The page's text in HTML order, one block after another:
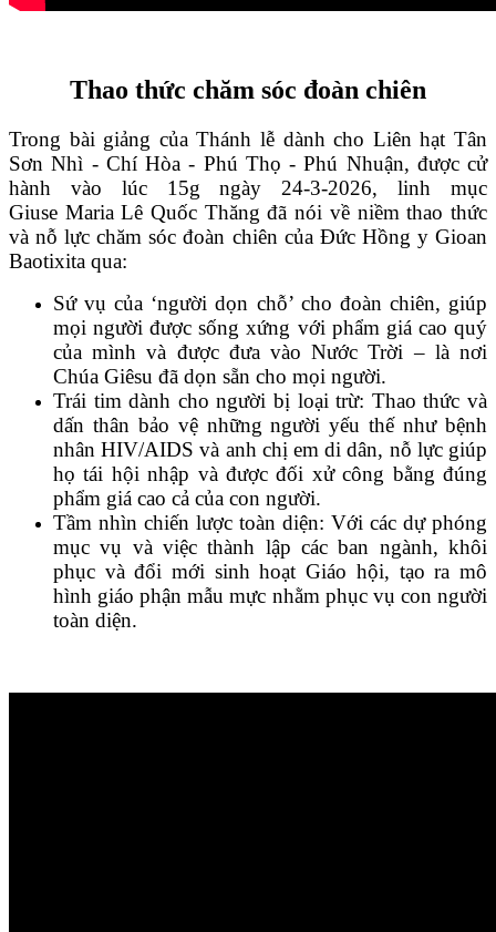
Thao thức chăm sóc đoàn chiên
Trong bài giảng của Thánh lễ dành cho Liên hạt Tân
Sơn Nhì - Chí Hòa - Phú Thọ - Phú Nhuận, được cử
hành vào lúc 15g ngày 24-3-2026, linh mục
Giuse Maria Lê Quốc Thăng đã nói về niềm thao thức
và nỗ lực chăm sóc đoàn chiên của Đức Hồng y Gioan
Baotixita qua:
Sứ vụ của ‘người dọn chỗ’ cho đoàn chiên, giúp
mọi người được sống xứng với phẩm giá cao quý
của mình và được đưa vào Nước Trời – là nơi
Chúa Giêsu đã dọn sẵn cho mọi người.
Trái tim dành cho người bị loại trừ: Thao thức và
dấn thân bảo vệ những người yếu thế như bệnh
nhân HIV/AIDS và anh chị em di dân, nỗ lực giúp
họ tái hội nhập và được đối xử công bằng đúng
phẩm giá cao cả của con người.
Tầm nhìn chiến lược toàn diện: Với các dự phóng
mục vụ và việc thành lập các ban ngành, khôi
phục và đổi mới sinh hoạt Giáo hội, tạo ra mô
hình giáo phận mẫu mực nhằm phục vụ con người
toàn diện.